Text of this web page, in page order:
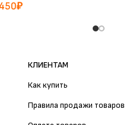
₽
КЛИЕНТАМ
Как купить
Правила продажи товаров